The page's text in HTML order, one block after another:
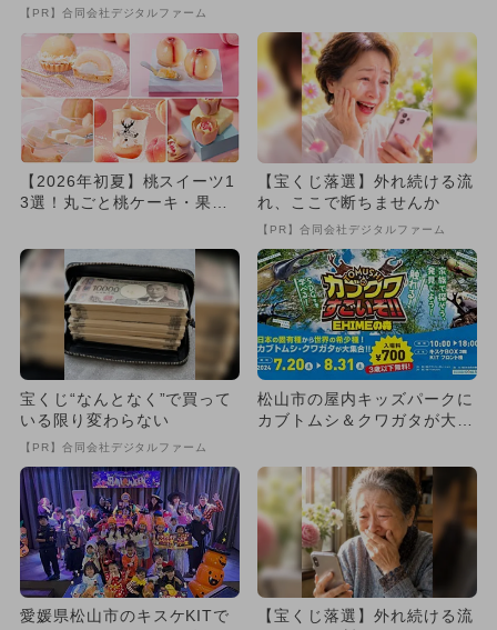
【PR】合同会社デジタルファーム
【2026年初夏】桃スイーツ1
3選！丸ごと桃ケーキ・果肉
【宝くじ落選】外れ続ける流
れ、ここで断ちませんか
【PR】合同会社デジタルファーム
宝くじ“なんとなく”で買って
いる限り変わらない
【PR】合同会社デジタルファーム
松山市の屋内キッズパークに
カブトムシ＆クワガタが大集
愛媛県松山市のキスケKITで
【宝くじ落選】外れ続ける流